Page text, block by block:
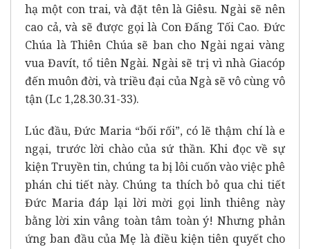
hạ một con trai, và đặt tên là Giêsu. Ngài sẽ nên
cao cả, và sẽ được gọi là Con Đấng Tối Cao. Đức
Chúa là Thiên Chúa sẽ ban cho Ngài ngai vàng
vua Đavít, tổ tiên Ngài. Ngài sẽ trị vì nhà Giacóp
đến muôn đời, và triều đại của Ngà sẽ vô cùng vô
tận (Lc 1,28.30.31-33).
Lúc đầu, Đức Maria “bối rối”, có lẽ thậm chí là e
ngại, trước lời chào của sứ thần. Khi đọc về sự
kiện Truyền tin, chúng ta bị lôi cuốn vào việc phê
phán chi tiết này. Chúng ta thích bỏ qua chi tiết
Đức Maria đáp lại lời mời gọi linh thiêng này
bằng lời xin vâng toàn tâm toàn ý! Nhưng phản
ứng ban đầu của Mẹ là điều kiện tiên quyết cho